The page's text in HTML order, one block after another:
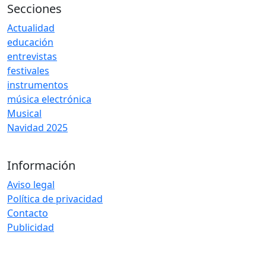
Secciones
Actualidad
educación
entrevistas
festivales
instrumentos
música electrónica
Musical
Navidad 2025
Información
Aviso legal
Política de privacidad
Contacto
Publicidad